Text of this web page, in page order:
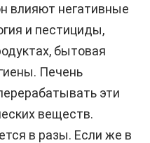
влияют негативные
и пестициды,
бытовая
Печень
эти
веществ.
в разы. Если же в